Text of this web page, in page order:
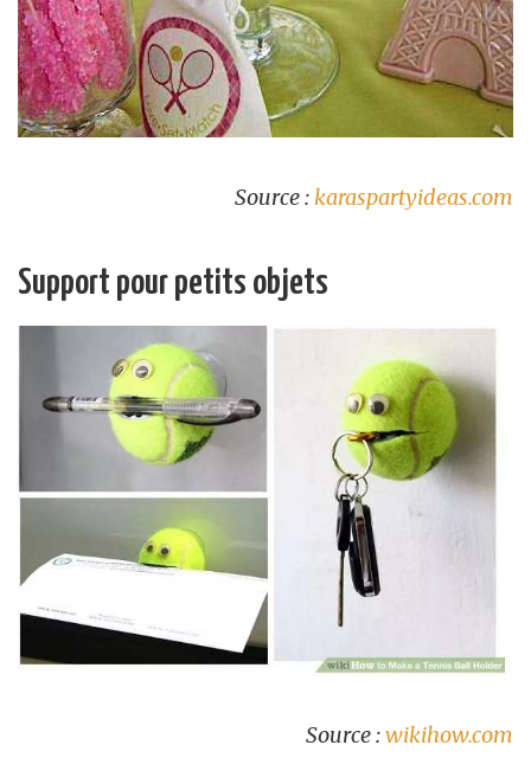
Source : karaspartyideas.com
Support pour petits objets
Source :wikihow.com